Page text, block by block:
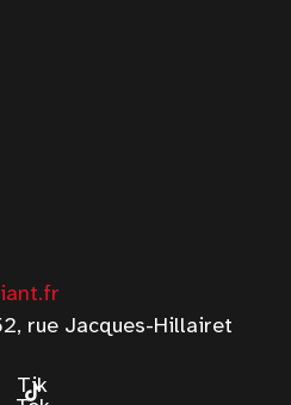
rue Jacques-Hillairet
Tik